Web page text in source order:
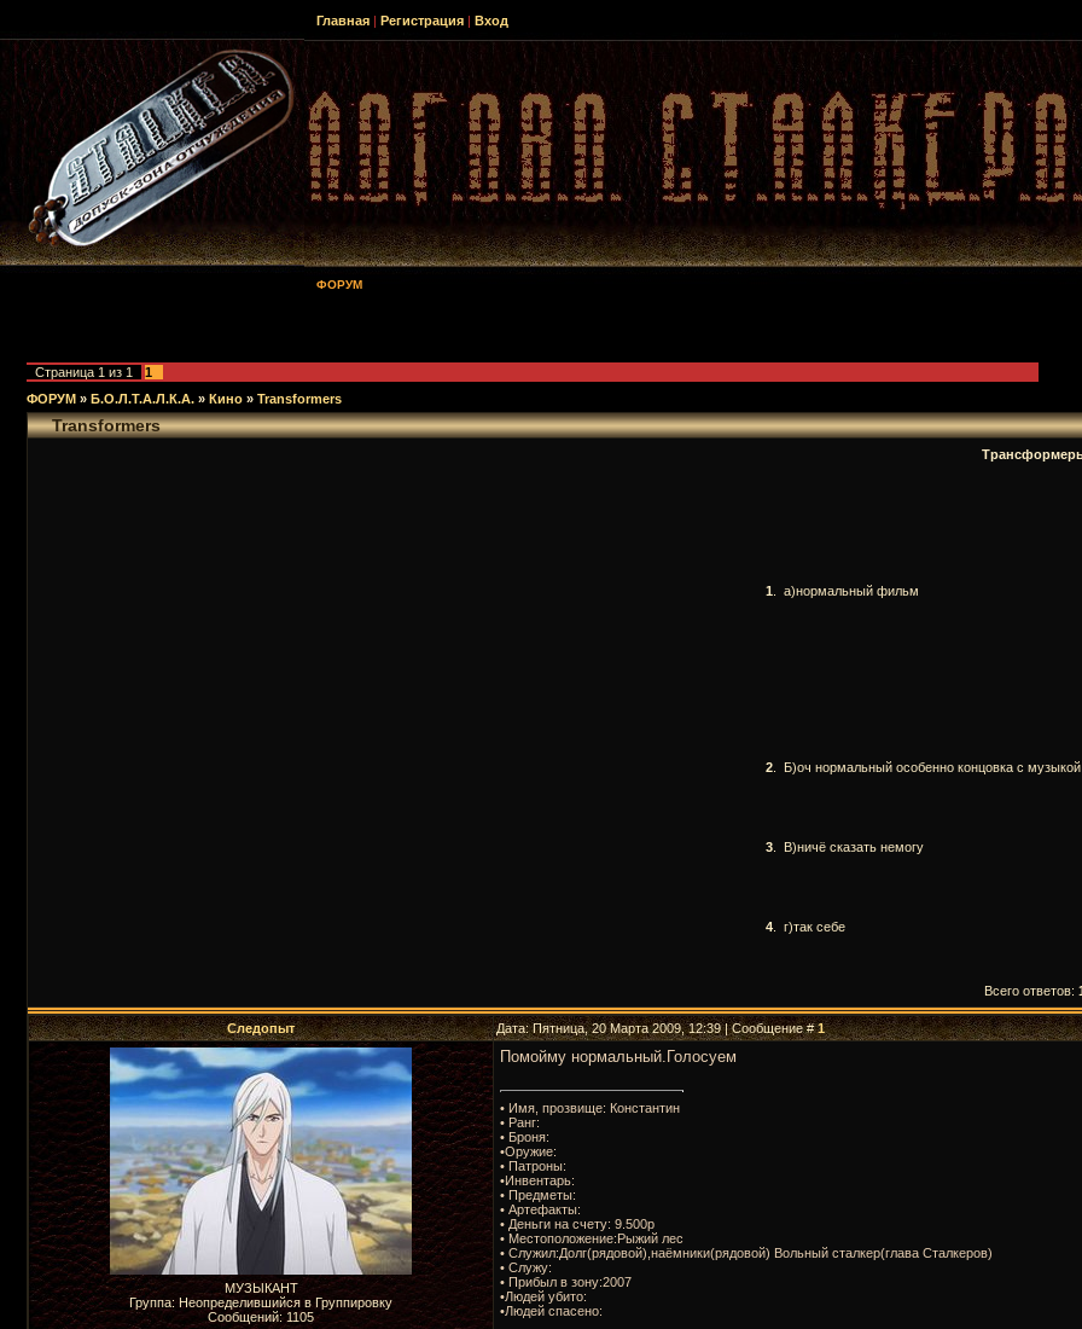
Главная | Регистрация | Вход
ФОРУМ
Страница 1 из 1
1
ФОРУМ » Б.О.Л.Т.А.Л.К.А. » Кино » Transformers
Transformers
1 а)нормальный фильм
2 Б)оч нормальный особенно концовка с музыкой
3 В)ничё сказать немогу
4 г)так себе
Всего ответов:
Следопыт Дата: Пятница, 20 Марта 2009, 12:39 | Сообщение #1
МУЗЫКАНТ
Группа: Неопределившийся в Группировку
Сообщений: 1105
Помойму нормальный.Голосуем
• Имя, прозвище: Константин
• Ранг:
• Броня:
•Оружие:
• Патроны:
•Инвентарь:
• Предметы:
• Артефакты:
• Деньги на счету: 9.500р
• Местоположение:Рыжий лес
• Служил:Долг(рядовой),наёмники(рядовой) Вольный сталкер(глава Сталкеров)
• Служу:
• Прибыл в зону:2007
•Людей убито:
•Людей спасено: